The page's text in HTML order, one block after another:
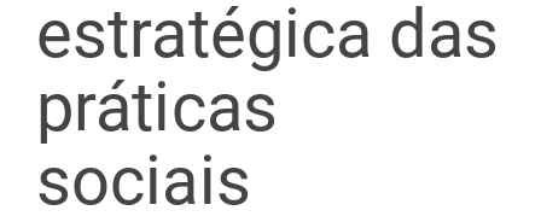
estratégica das
práticas
sociais